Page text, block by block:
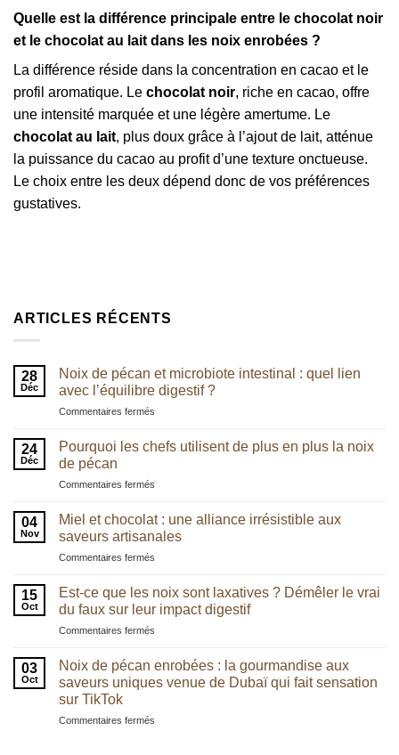
Quelle est la différence principale entre le chocolat noir
et le chocolat au lait dans les noix enrobées ?
La différence réside dans la concentration en cacao et le
profil aromatique. Le chocolat noir, riche en cacao, offre
une intensité marquée et une légère amertume. Le
chocolat au lait, plus doux grâce à l’ajout de lait, atténue
la puissance du cacao au profit d’une texture onctueuse.
Le choix entre les deux dépend donc de vos préférences
gustatives.
ARTICLES RÉCENTS
28
Déc
Noix de pécan et microbiote intestinal : quel lien
avec l’équilibre digestif ?
Commentaires fermés
:
quel
digestif
?
24
Déc
Pourquoi les chefs utilisent de plus en plus la noix
de pécan
Commentaires fermés
les
chefs
utilisent
en
plus
pécan
04
Nov
Miel et chocolat : une alliance irrésistible aux
saveurs artisanales
Commentaires fermés
chocolat
irrésistible
aux
15
Oct
Est-ce que les noix sont laxatives ? Démêler le vrai
du faux sur leur impact digestif
Commentaires fermés
les
03
Oct
Noix de pécan enrobées : la gourmandise aux
saveurs uniques venue de Dubaï qui fait sensation
sur TikTok
Commentaires fermés